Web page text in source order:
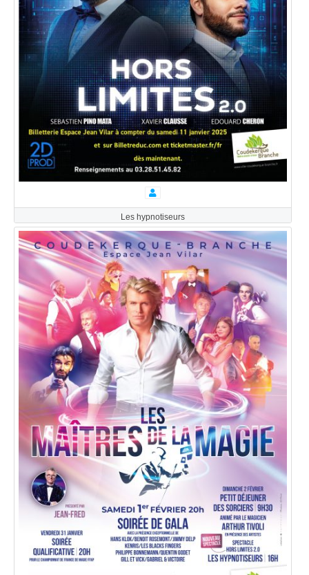
Les hypnotiseurs